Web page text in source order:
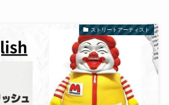
ストリートアーティスト